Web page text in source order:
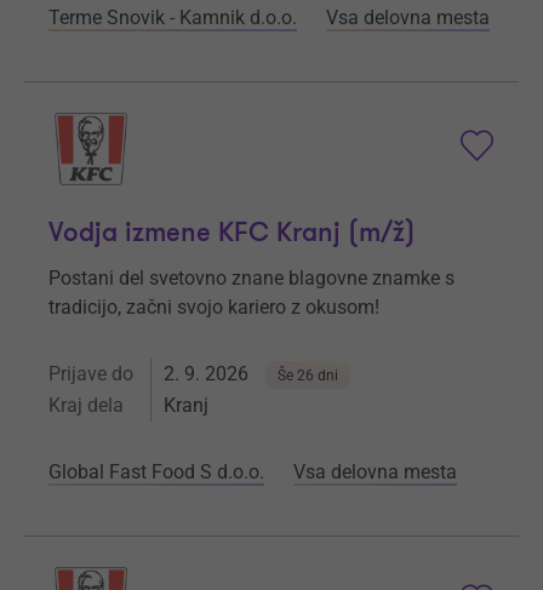
Terme Snovik - Kamnik d.o.o. Vsa delovna mesta
Vodja izmene KFC Kranj (m/ž)
Postani del svetovno znane blagovne znamke s
tradicijo, začni svojo kariero z okusom!
Prijave do 2. 9. 2026 Še 26 dni
Kraj dela Kranj
Global Fast Food S d.o.o. Vsa delovna mesta